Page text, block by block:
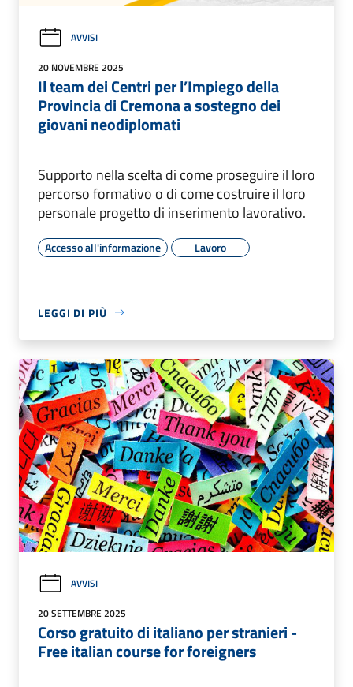
AVVISI
20 NOVEMBRE 2025
Il team dei Centri per l’Impiego della
Provincia di Cremona a sostegno dei
giovani neodiplomati
Supporto nella scelta di come proseguire il loro
percorso formativo o di come costruire il loro
personale progetto di inserimento lavorativo.
Accesso all'informazione Lavoro
LEGGI DI PIÙ
AVVISI
20 SETTEMBRE 2025
Corso gratuito di italiano per stranieri -
Free italian course for foreigners